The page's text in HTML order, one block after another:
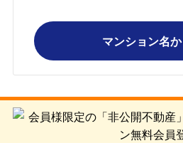
マンション名